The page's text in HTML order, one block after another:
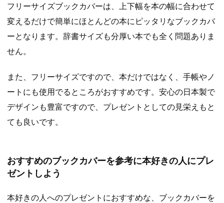
フリーサイズブックカバーは、上下幅を本の幅に合わせて
変えるだけで簡単にほとんどの本にピッタリなブックカバ
ーとなります。辞書サイズも分厚い本でも全く問題ありま
せん。
また、フリーサイズですので、本だけではなく、手帳やノ
ートにも使用でるところがおすすめです。安心の日本製で
デザインも豊富ですので、プレゼントとしての見栄えもと
ても良いです。
おすすめのブックカバーを参考に本好きの人にプレ
ゼントしよう
本好きの人へのプレゼントにおすすめな、ブックカバーを